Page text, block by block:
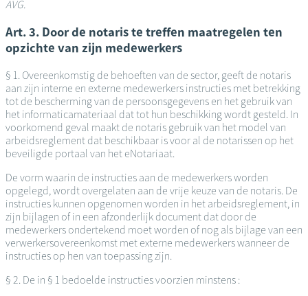
AVG.
Art. 3. Door de notaris te treffen maatregelen ten
opzichte van zijn medewerkers
§ 1. Overeenkomstig de behoeften van de sector, geeft de notaris
aan zijn interne en externe medewerkers instructies met betrekking
tot de bescherming van de persoonsgegevens en het gebruik van
het informaticamateriaal dat tot hun beschikking wordt gesteld. In
voorkomend geval maakt de notaris gebruik van het model van
arbeidsreglement dat beschikbaar is voor al de notarissen op het
beveiligde portaal van het eNotariaat.
De vorm waarin de instructies aan de medewerkers worden
opgelegd, wordt overgelaten aan de vrije keuze van de notaris. De
instructies kunnen opgenomen worden in het arbeidsreglement, in
zijn bijlagen of in een afzonderlijk document dat door de
medewerkers ondertekend moet worden of nog als bijlage van een
verwerkersovereenkomst met externe medewerkers wanneer de
instructies op hen van toepassing zijn.
§ 2. De in § 1 bedoelde instructies voorzien minstens :